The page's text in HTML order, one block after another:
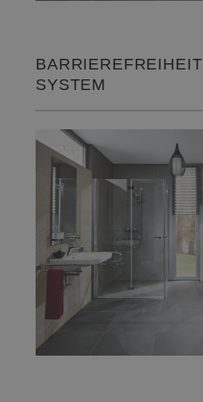
SYSTEM